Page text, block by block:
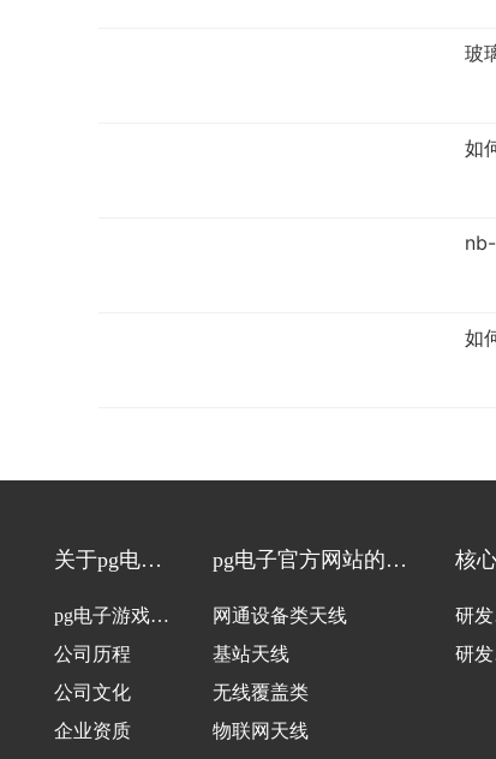
玻
如
如
关于pg电子
pg电子游戏的
介绍
公司历程
公司文化
企业资质
pg电子官方网站的产
网通设备类天线
基站天线
无线覆盖类
物联网天线
核
研
队
研